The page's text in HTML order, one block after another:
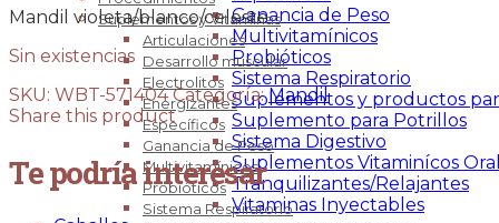
Ganancia de Peso
Multivitamínicos
Probióticos
Sistema Respiratorio
Suplementos y productos
Suplemento para Potrillos
Sistema Digestivo
Suplementos Vitaminícos
Tranquilizantes/Relajantes
Vitaminas Inyectables
Suplementos y Vitaminas
Articulaciones
Desarrollo muscular
Electrolitos
Energizantes
Específicos
Ganancia de Peso
Multivitamínicos
Probióticos
Sistema Respiratorio
Mandil violeta/blanco/celeste
Sin existencias
SKU: WBT-571404 Categoría:Mandil
Share this product
Te podría interesar